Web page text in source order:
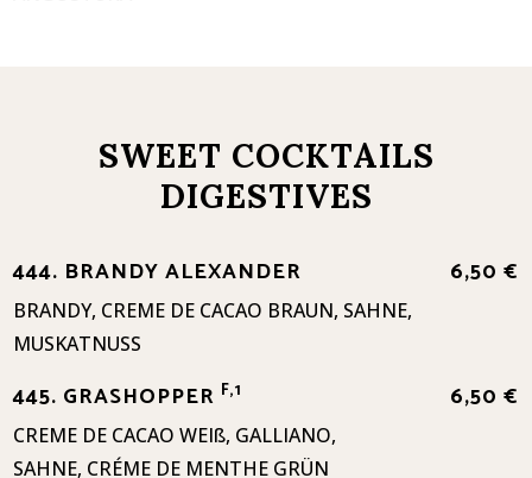
SWEET COCKTAILS
DIGESTIVES
444. BRANDY ALEXANDER
BRANDY, CREME DE CACAO BRAUN, SAHNE,
MUSKATNUSS
6,50 €
445. GRASHOPPER F,1
CREME DE CACAO WEIß, GALLIANO,
SAHNE, CRÉME DE MENTHE GRÜN
6,50 €